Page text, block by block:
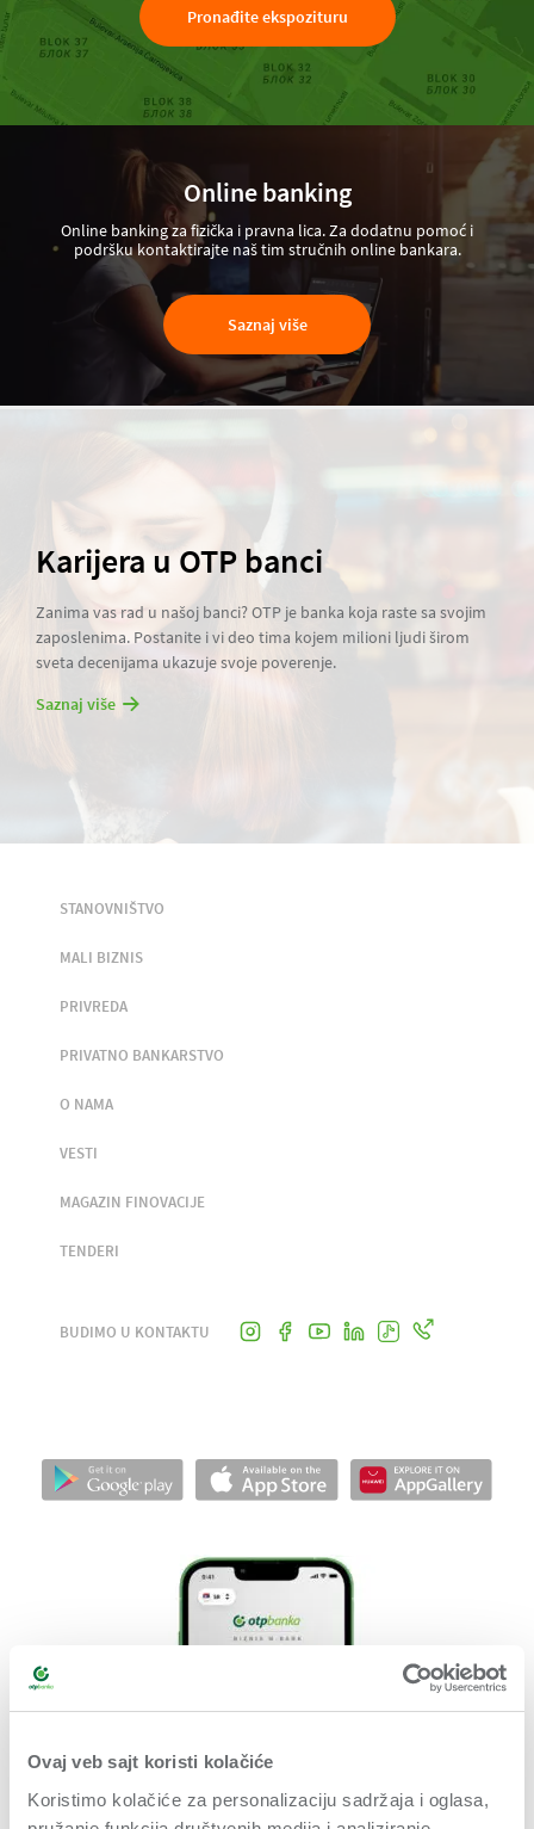
Ovaj veb sajt koristi kolačiće
Koristimo kolačiće za personalizaciju sadržaja i oglasa,
Pronađite ekspozituru
Online banking
Online banking za fizička i pravna lica. Za dodatnu pomoć i
podršku kontaktirajte naš tim stručnih online bankara.
Saznaj više
Karijera u OTP banci
Zanima vas rad u našoj banci? OTP je banka koja raste sa svojim
zaposlenima. Postanite i vi deo tima kojem milioni ljudi širom
sveta decenijama ukazuje svoje poverenje.
Saznaj više
STANOVNIŠTVO
MALI BIZNIS
PRIVREDA
PRIVATNO BANKARSTVO
O NAMA
VESTI
MAGAZIN FINOVACIJE
TENDERI
BUDIMO U KONTAKTU